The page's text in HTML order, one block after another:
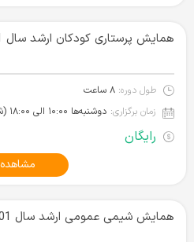
همایش پرستاری کودکان ارشد سال 1401_1400 استاد فریدونی
طول دوره: ۸ ساعت
زمان برگزاری:
رایگان
مشاهده
همایش شیمی عمومی ارشد سال 1401_1400 دکتر اکبری